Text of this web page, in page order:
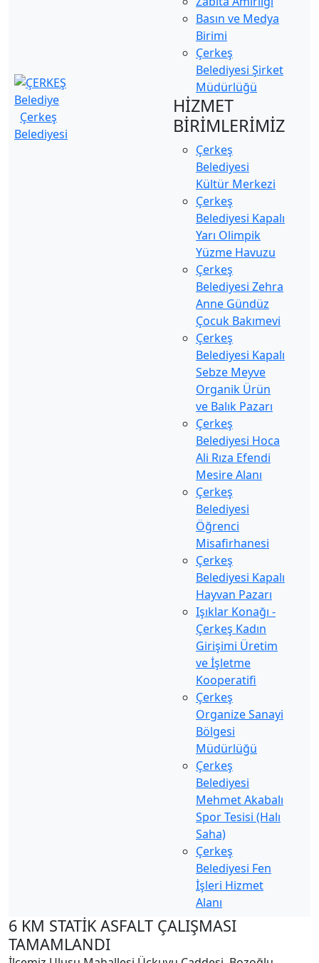
Çerkeş
Belediyesi
Basın ve Medya
Birimi
Çerkeş
Belediyesi Şirket
Müdürlüğü
HİZMET
BİRİMLERİMİZ
Çerkeş
Belediyesi
Kültür Merkezi
Çerkeş
Belediyesi Kapalı
Yarı Olimpik
Yüzme Havuzu
Çerkeş
Belediyesi Zehra
Anne Gündüz
Çocuk Bakımevi
Çerkeş
Belediyesi Kapalı
Sebze Meyve
Organik Ürün
ve Balık Pazarı
Çerkeş
Belediyesi Hoca
Ali Rıza Efendi
Mesire Alanı
Çerkeş
Belediyesi
Öğrenci
Misafirhanesi
Çerkeş
Belediyesi Kapalı
Hayvan Pazarı
Işıklar Konağı -
Çerkeş Kadın
Girişimi Üretim
ve İşletme
Kooperatifi
Çerkeş
Organize Sanayi
Bölgesi
Müdürlüğü
Çerkeş
Belediyesi
Mehmet Akabalı
Spor Tesisi (Halı
Saha)
Çerkeş
Belediyesi Fen
İşleri Hizmet
Alanı
6 KM STATİK ASFALT ÇALIŞMASI
TAMAMLANDI